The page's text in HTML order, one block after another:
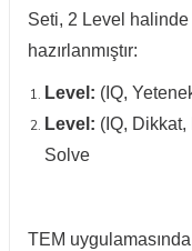
Seti, 2 Level
hazırlanmıştır:
Level: (IQ,
Level: (IQ,
Solve
TEM